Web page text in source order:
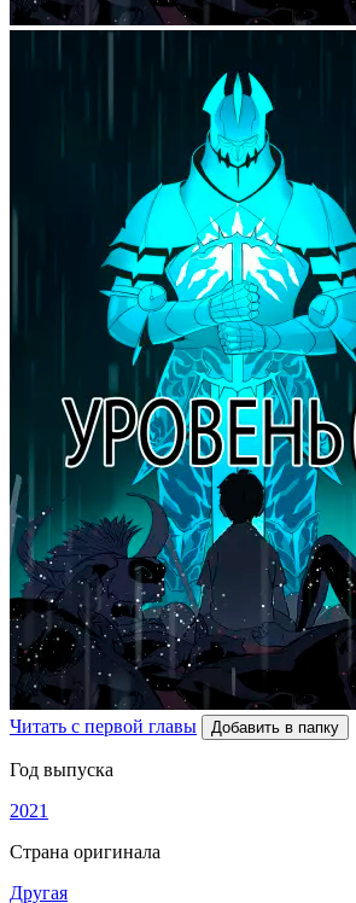
Читать с первой главы Добавить в папку
Год выпуска
2021
Страна оригинала
Другая